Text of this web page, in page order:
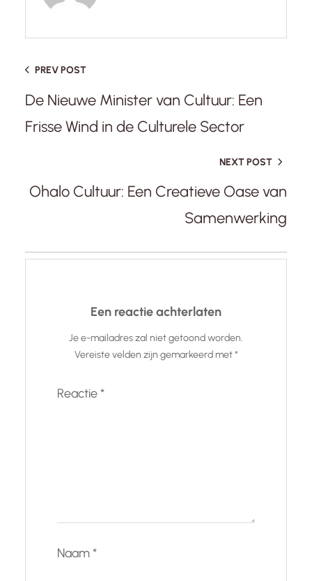
PREV POST
De Nieuwe Minister van Cultuur: Een
Frisse Wind in de Culturele Sector
NEXT POST
Ohalo Cultuur: Een Creatieve Oase van
Samenwerking
Een reactie achterlaten
Je e-mailadres zal niet getoond worden.
Vereiste velden zijn gemarkeerd met*
Reactie*
Naam*